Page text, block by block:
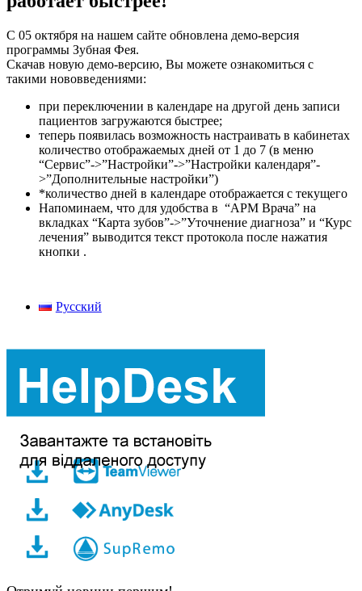
С 05 октября на нашем сайте обновлена демо-версия
программы Зубная Фея.
Скачав новую демо-версию, Вы можете ознакомиться с
такими нововведениями:
при переключении в календаре на другой день записи
пациентов загружаются быстрее;
теперь появилась возможность настраивать в кабинетах
количество отображаемых дней от 1 до 7 (в меню
“Сервис”->”Настройки”->”Настройки календаря”-
>”Дополнительные настройки”)
*количество дней в календаре отображается с текущего
Напоминаем, что для удобства в “АРМ Врача” на
вкладках “Карта зубов”->”Уточнение диагноза” и “Курс
лечения” выводится текст протокола после нажатия
кнопки .
Русский